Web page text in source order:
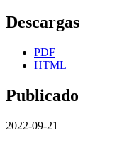
Descargas
PDF
HTML
Publicado
2022-09-21